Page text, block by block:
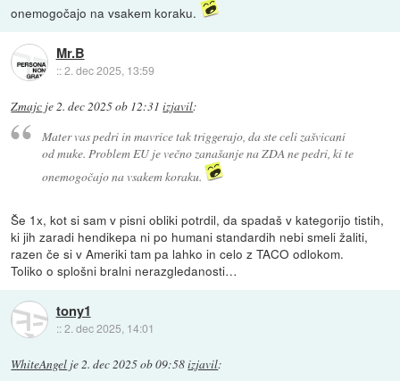
onemogočajo na vsakem koraku.
Mr.B
::2. dec 2025, 13:59
Zmajc je2. dec 2025 ob 12:31 izjavil:
Mater vas pedri in mavrice tak triggerajo, da ste celi zašvicani
od muke. Problem EU je večno zanašanje na ZDA ne pedri, ki te
onemogočajo na vsakem koraku.
Še 1x, kot si sam v pisni obliki potrdil, da spadaš v kategorijo tistih,
ki jih zaradi hendikepa ni po humani standardih nebi smeli žaliti,
razen če si v Ameriki tam pa lahko in celo z TACO odlokom.
Toliko o splošni bralni nerazgledanosti…
tony1
::2. dec 2025, 14:01
WhiteAngel je2. dec 2025 ob 09:58izjavil: